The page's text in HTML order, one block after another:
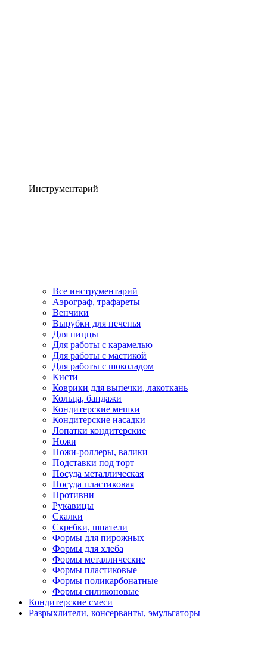
Инструментарий
Все инструментарий
Аэрограф, трафареты
Венчики
Вырубки для печенья
Для пиццы
Для работы с карамелью
Для работы с мастикой
Для работы с шоколадом
Кисти
Коврики для выпечки, лакоткань
Кольца, бандажи
Кондитерские мешки
Кондитерские насадки
Лопатки кондитерские
Ножи
Ножи-роллеры, валики
Подставки под торт
Посуда металлическая
Посуда пластиковая
Противни
Рукавицы
Скалки
Скребки, шпатели
Формы для пирожных
Формы для хлеба
Формы металлические
Формы пластиковые
Формы поликарбонатные
Формы силиконовые
Кондитерские смеси
Разрыхлители, консерванты, эмульгаторы